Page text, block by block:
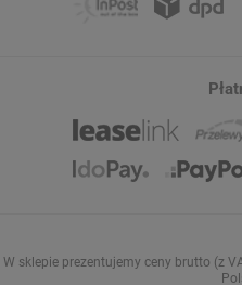
W sklepie prezentujemy ceny brutto (z